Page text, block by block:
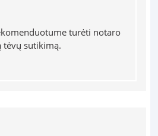
turėti notaro
tėvų sutikimą.